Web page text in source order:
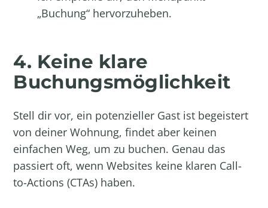
„Buchung“ hervorzuheben.
4. Keine klare
Buchungsmöglichkeit
Stell dir vor, ein potenzieller Gast ist begeistert
von deiner Wohnung, findet aber keinen
einfachen Weg, um zu buchen. Genau das
passiert oft, wenn Websites keine klaren Call-
to-Actions (CTAs) haben.